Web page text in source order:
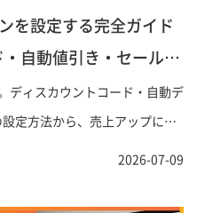
を設定する完全ガイド
自動値引き・セール活
ディスカウントコード・自動デ
定方法から、売上アップにつ
まで、ECサイト運営者が即実
2026-07-09